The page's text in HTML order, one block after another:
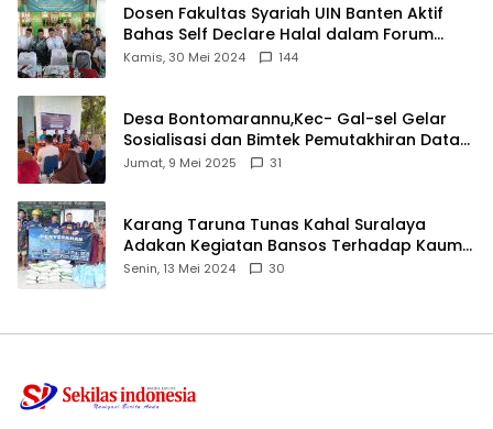
Dosen Fakultas Syariah UIN Banten Aktif
Bahas Self Declare Halal dalam Forum
Ijtima Ulama MUI
Kamis, 30 Mei 2024 144
Desa Bontomarannu,Kec- Gal-sel Gelar
Sosialisasi dan Bimtek Pemutakhiran Data
ID
Jumat, 9 Mei 2025 31
Karang Taruna Tunas Kahal Suralaya
Adakan Kegiatan Bansos Terhadap Kaum
Dhuafa dan Anak Yatim-Piatu
Senin, 13 Mei 2024 30